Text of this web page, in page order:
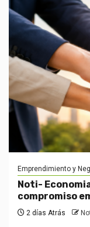
Emprendimiento y
Noti-
compromiso
2 días Atrás